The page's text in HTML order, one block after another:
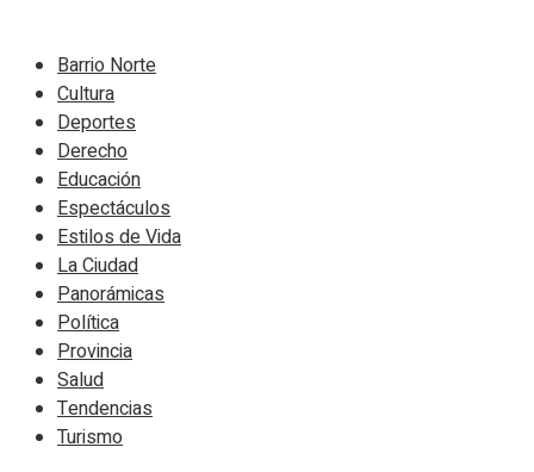
Barrio Norte
Cultura
Deportes
Derecho
Educación
Espectáculos
Estilos de Vida
La Ciudad
Panorámicas
Política
Provincia
Salud
Tendencias
Turismo